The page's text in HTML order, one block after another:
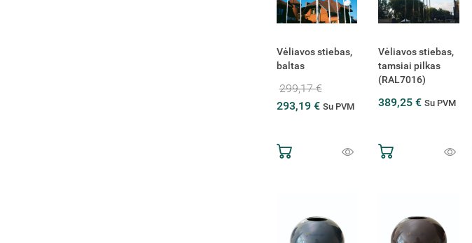
Vėliavos stiebas,
baltas
299,17 €
293,19 € Su PVM
Vėliavos stiebas,
tamsiai pilkas
(RAL7016)
389,25 €Su PVM